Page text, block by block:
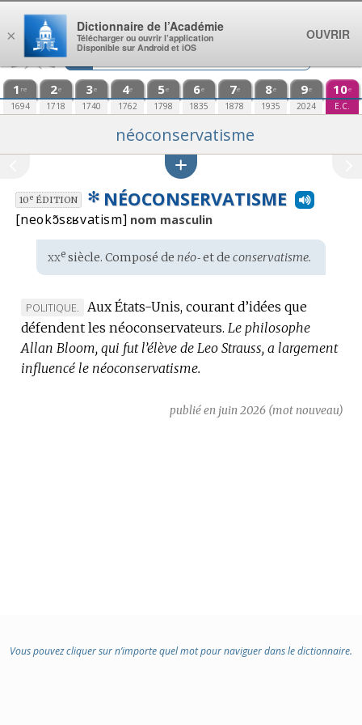
Aller au contenu
1 re
1694
2e
1718
3e
1740
4e
1762
5e
1798
6e
1835
7e
1878
8e
1935
9e
2024
10e
E.C.
néoconservatisme
10eÉDITION ✻ NÉOCONSERVATISME
[neokɔ̃sɛʁvatism] nom masculin
Étymologie
:
xxesiècle. Composé de néo‑et de conservatisme.
MARQUE
DE
DOMAINE
:
POLITIQUE.
Aux États-Unis, courant d’idées que
défendent les néoconservateurs. Le philosophe
Allan Bloom, qui fut l’élève de Leo Strauss, a largement
influencé le néoconservatisme.
publié en juin 2026 (mot nouveau)
Vous pouvez cliquer sur n’importe quel mot pour naviguer dans le dictionnaire.
×
Dictionnaire de l’Académie
Télécharger ou ouvrir l’application
Disponible sur Android et iOS
OUVRIR